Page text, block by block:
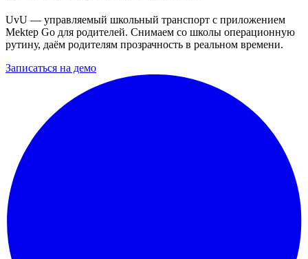
UvU — управляемый школьный транспорт с приложением
Mektep Go для родителей. Снимаем со школы операционную
рутину, даём родителям прозрачность в реальном времени.
Записаться на демо